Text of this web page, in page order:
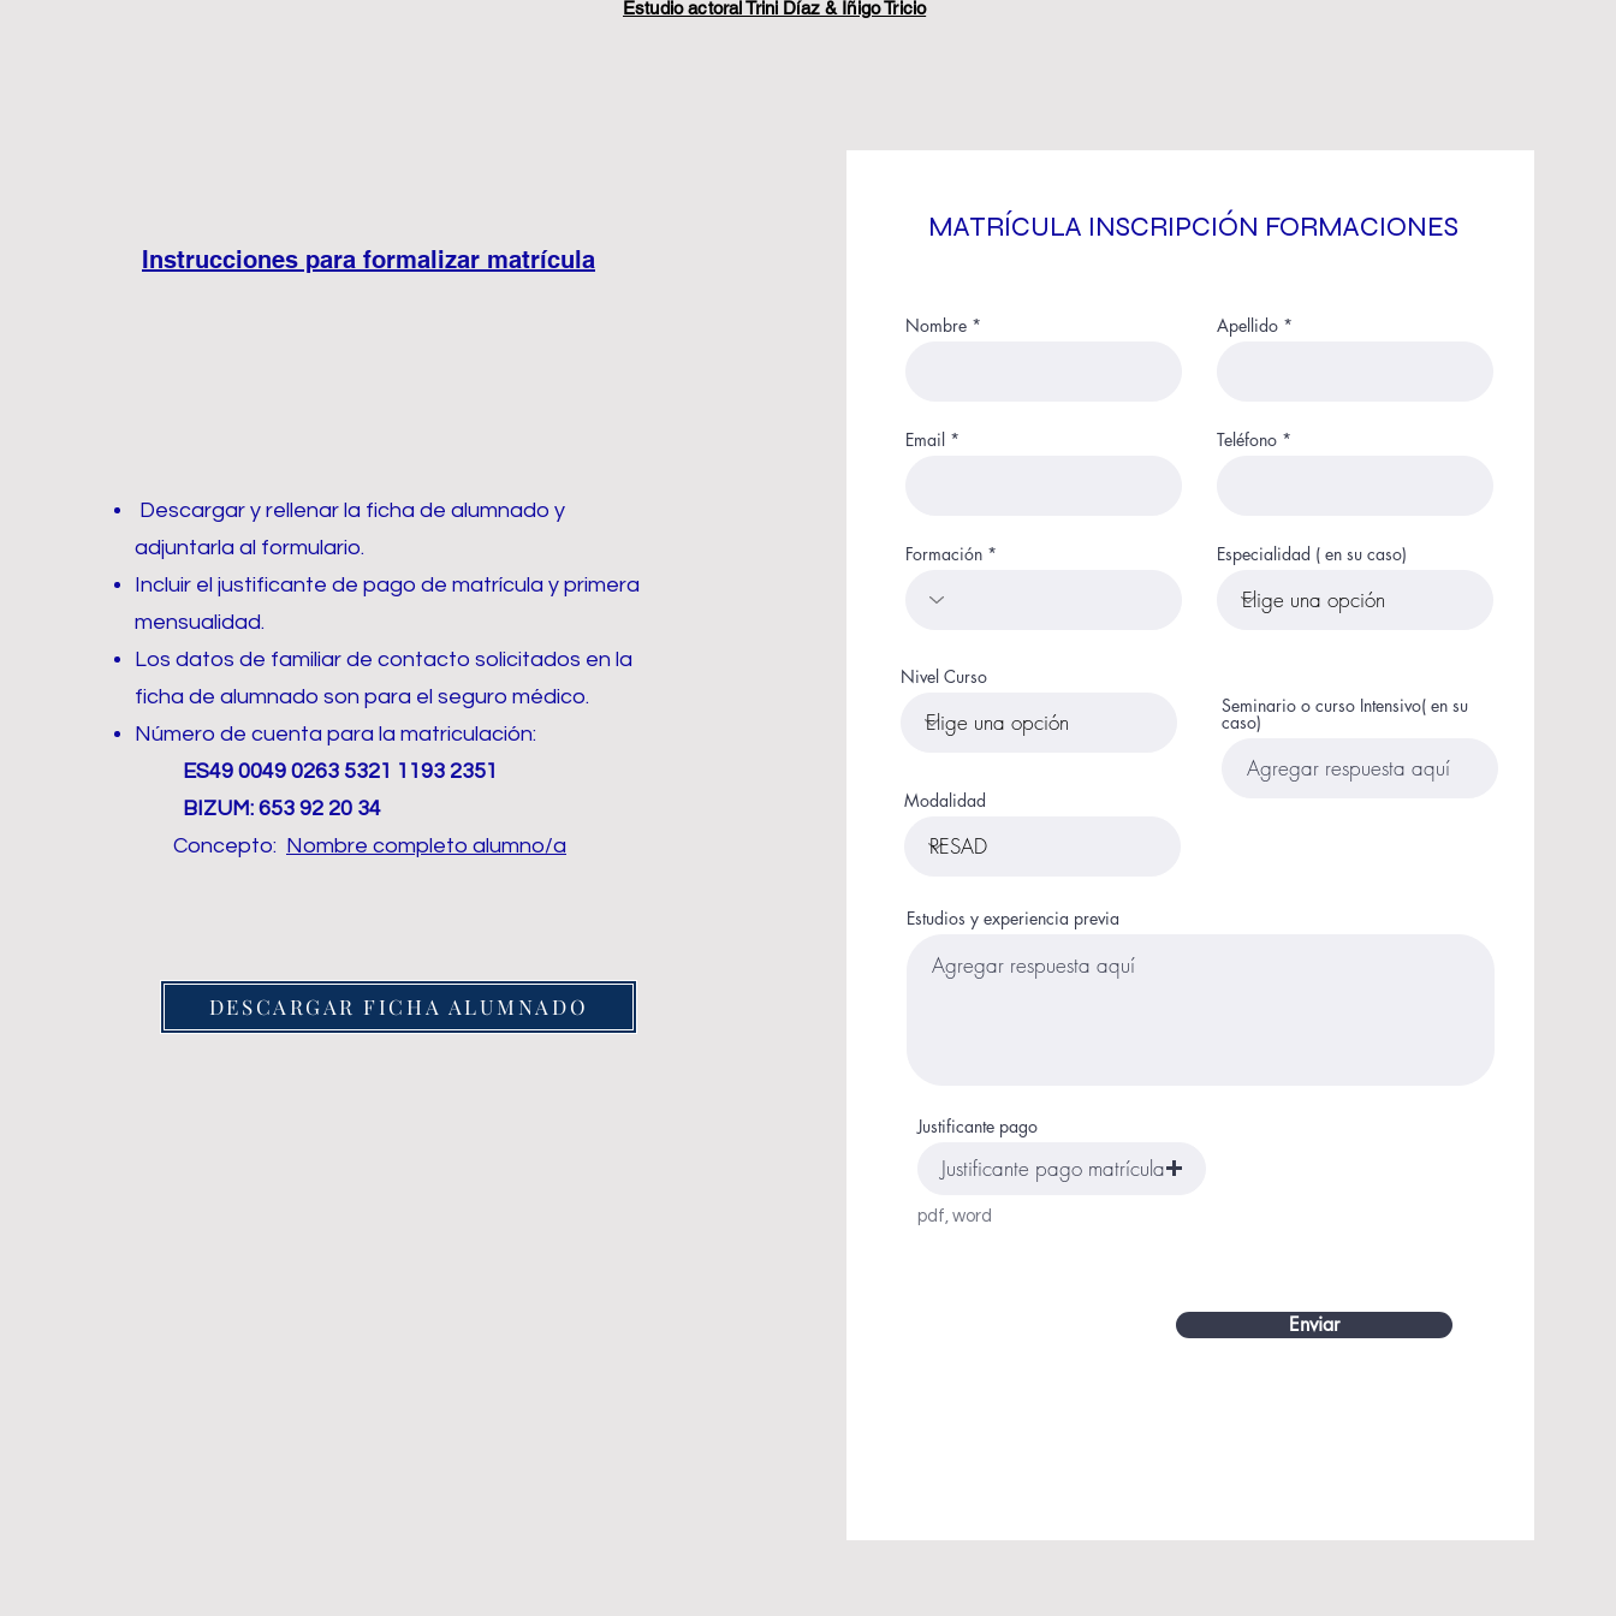
Estudio actoral Trini Díaz & Íñigo Tricio
Instrucciones para formalizar matrícula
Descargar y rellenar la ficha de alumnado y
adjuntarla al formulario.
Incluir el justificante de pago de matrícula y primera
mensualidad.
Los datos de familiar de contacto solicitados en la
ficha de alumnado son para el seguro médico.
Número de cuenta para la matriculación:
ES49 0049 0263 5321 1193 2351
BIZUM: 653 92 20 34
Concepto: Nombre completo alumno/a
DESCARGAR FICHA ALUMNADO
MATRÍCULA INSCRIPCIÓN FORMACIONES
Nombre Apellido
Email Teléfono
Formación Especialidad ( en su caso)
Nivel Curso
Modalidad
Seminario o curso Intensivo( en su
caso)
Estudios y experiencia previa
Justificante pago
Justificante pago matrícula
pdf, word
Enviar